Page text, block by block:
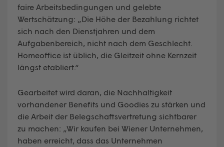
faire Arbeitsbedingungen und gelebte
Wertschätzung: „Die Höhe der Bezahlung richtet
sich nach den Dienstjahren und dem
Aufgabenbereich, nicht nach dem Geschlecht.
Homeoffice ist üblich, die Gleitzeit ohne Kernzeit
längst etabliert.“
Gearbeitet wird daran, die Nachhaltigkeit
vorhandener Benefits und Goodies zu stärken und
die Arbeit der Belegschaftsvertretung sichtbarer
zu machen: „Wir kaufen bei Wiener Unternehmen,
haben erreicht, dass das Unternehmen